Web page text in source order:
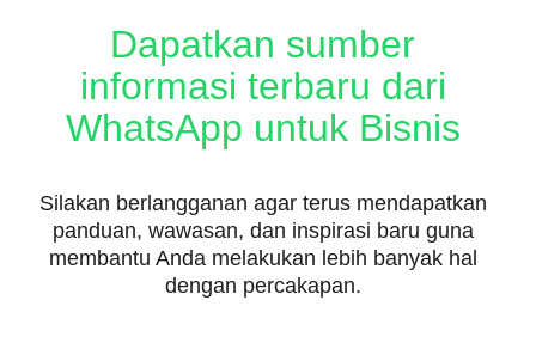
Dapatkan sumber
informasi terbaru dari
WhatsApp untuk Bisnis
Silakan berlangganan agar terus mendapatkan
panduan, wawasan, dan inspirasi baru guna
membantu Anda melakukan lebih banyak hal
dengan percakapan.